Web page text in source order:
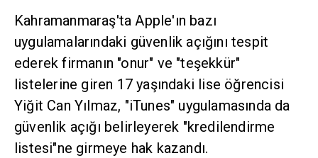
Kahramanmaraş'ta Apple'ın bazı
uygulamalarındaki güvenlik açığını tespit
ederek firmanın "onur" ve "teşekkür"
listelerine giren 17 yaşındaki lise öğrencisi
Yiğit Can Yılmaz, "iTunes" uygulamasında da
güvenlik açığı belirleyerek "kredilendirme
listesi"ne girmeye hak kazandı.